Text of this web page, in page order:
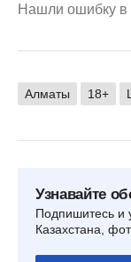
Нашли ошибку в
Алматы 18+
Узнавайте
Подпишитесь и
Казахстана,